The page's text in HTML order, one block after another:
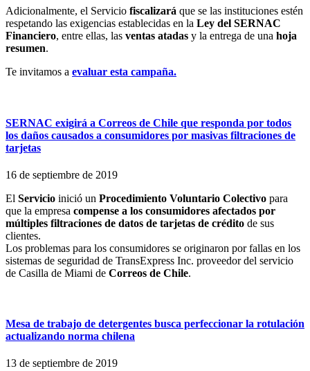
Adicionalmente, el Servicio fiscalizará que se las instituciones estén
respetando las exigencias establecidas en la Ley del SERNAC
Financiero, entre ellas, las ventas atadas y la entrega de una hoja
resumen.
Te invitamos a evaluar esta campaña.
SERNAC exigirá a Correos de Chile que responda por todos
los daños causados a consumidores por masivas filtraciones de
tarjetas
16 de septiembre de 2019
El Servicio inició un Procedimiento Voluntario Colectivo para
que la empresa compense a los consumidores afectados por
múltiples filtraciones de datos de tarjetas de crédito de sus
clientes.
Los problemas para los consumidores se originaron por fallas en los
sistemas de seguridad de TransExpress Inc. proveedor del servicio
de Casilla de Miami de Correos de Chile.
Mesa de trabajo de detergentes busca perfeccionar la rotulación
actualizando norma chilena
13 de septiembre de 2019